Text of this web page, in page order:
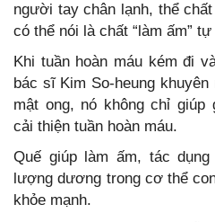
người tay chân lạnh, thể
có thể nói là chất “làm ấm” tự
Khi tuần hoàn máu kém đi
bác sĩ Kim So-heung
mật ong, nó không chỉ giúp
cải thiện tuần hoàn máu.
Quế giúp làm ấm, tác
lượng dương trong cơ thể
khỏe mạnh.